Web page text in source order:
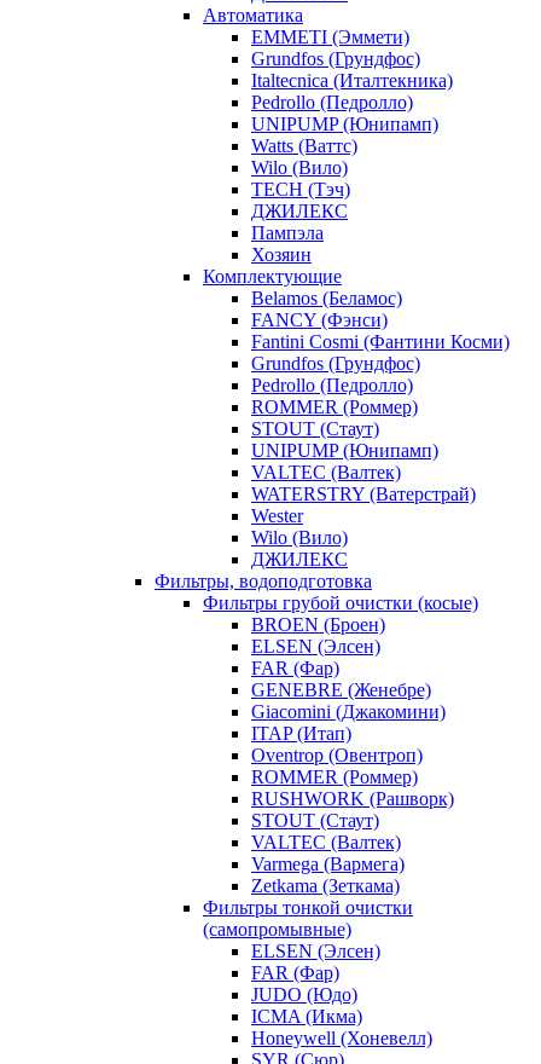
Автоматика
EMMETI (Эммети)
Grundfos (Грундфос)
Italtecnica (Италтекника)
Pedrollo (Педролло)
UNIPUMP (Юнипамп)
Watts (Ваттс)
Wilo (Вило)
TECH (Тэч)
ДЖИЛЕКС
Пампэла
Хозяин
Комплектующие
Belamos (Беламос)
FANCY (Фэнси)
Fantini Cosmi (Фантини Косми)
Grundfos (Грундфос)
Pedrollo (Педролло)
ROMMER (Роммер)
STOUT (Стаут)
UNIPUMP (Юнипамп)
VALTEC (Валтек)
WATERSTRY (Ватерстрай)
Wester
Wilo (Вило)
ДЖИЛЕКС
Фильтры, водоподготовка
Фильтры грубой очистки (косые)
BROEN (Броен)
ELSEN (Элсен)
FAR (Фар)
GENEBRE (Женебре)
Giacomini (Джакомини)
ITAP (Итап)
Oventrop (Овентроп)
ROMMER (Роммер)
RUSHWORK (Рашворк)
STOUT (Стаут)
VALTEC (Валтек)
Varmega (Вармега)
Zetkama (Зеткама)
Фильтры тонкой очистки
(самопромывные)
ELSEN (Элсен)
FAR (Фар)
JUDO (Юдо)
ICMA (Икма)
Honeywell (Хоневелл)
SYR (Сюр)